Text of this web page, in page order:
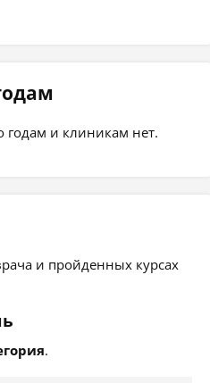
и клиникам нет.
и пройденных курсах
.